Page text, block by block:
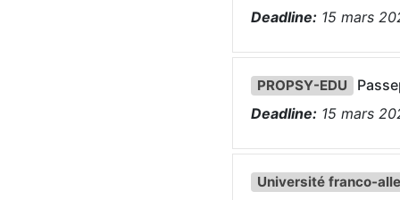
Deadline: 15 mars
PROPSY-EDU
Deadline: 15 mars
Université franco-